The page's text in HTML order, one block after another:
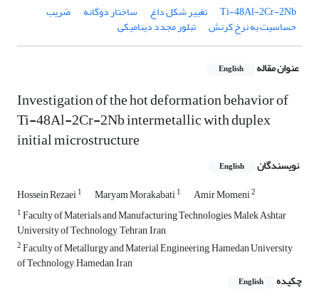
Ti-48Al-2Cr-2Nb
تغییر شکل داغ ساختار دوگانه ضریب
حساسیت به نرخ کرنش تبلور مجدد دینامیکی
عنوان مقاله English
Investigation of the hot deformation behavior of
Ti-48Al-2Cr-2Nb intermetallic with duplex
initial microstructure
نویسندگان English
Hossein Rezaei1 Maryam Morakabati1 Amir Momeni2
1Faculty of Materials and Manufacturing Technologies, Malek Ashtar
University of Technology, Tehran, Iran
2Faculty of Metallurgy and Material Engineering, Hamedan University
of Technology, Hamedan, Iran
چکیده
English